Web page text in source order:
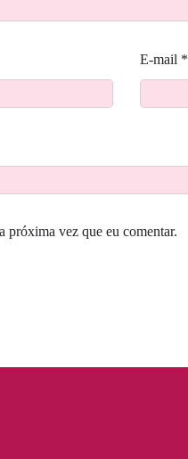
E-mail *
próxima vez que eu comentar.